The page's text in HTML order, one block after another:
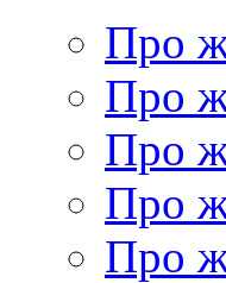
Про
Про
Про
Про
Про